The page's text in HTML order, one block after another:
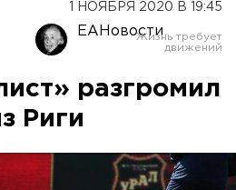
1 НОЯБРЯ 2020 В 19:45
ЕАНовости
разгромил
Риги